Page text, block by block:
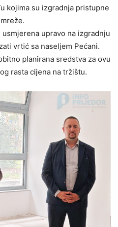
kojima su izgradnja pristupne
upravo na izgradnju
vrtić sa naseljem Pećani.
planirana sredstva za ovu
rasta cijena na tržištu.